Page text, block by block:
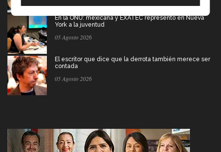
En la ONU: mexicana y EXATEC representó en Nueva
York a la juventud
05 Agosto 2026
El escritor que dice que la derrota también merece ser
contada
05 Agosto 2026